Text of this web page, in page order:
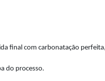
final com carbonatação
do processo.